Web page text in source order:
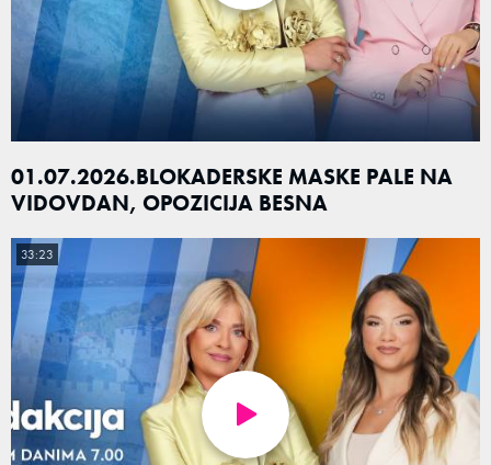
01.07.2026.BLOKADERSKE MASKE PALE NA
VIDOVDAN, OPOZICIJA BESNA
33:23